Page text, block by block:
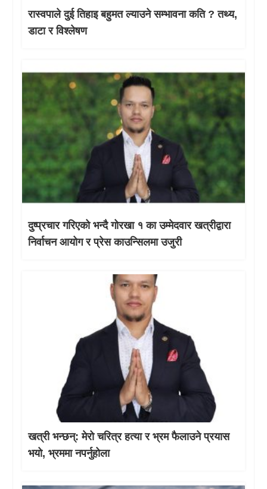
रास्वपाले दुई तिहाइ बहुमत ल्याउने सम्भावना कति ? तथ्य,
डाटा र विश्लेषण
दुष्प्रचार गरिएको भन्दै गोरखा १ का उम्मेदवार खत्रीद्वारा
निर्वाचन आयोग र प्रेस काउन्सिलमा उजुरी
खत्री भन्छन्: मेरो चरित्र हत्या र भ्रम फैलाउने प्रयास
भयो, भ्रममा नपर्नुहोला